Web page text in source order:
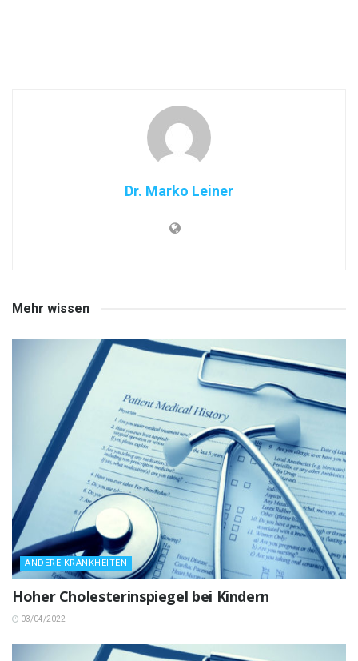
Dr. Marko Leiner
Mehr wissen
ANDERE KRANKHEITEN
Hoher Cholesterinspiegel bei Kindern
03/04/2022